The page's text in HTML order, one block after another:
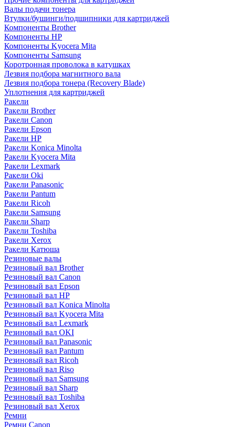
Валы подачи тонера
Втулки/бушинги/подшипники для картриджей
Компоненты Brother
Компоненты HP
Компоненты Kyocera Mita
Компоненты Samsung
Коротронная проволока в катушках
Лезвия подбора магнитного вала
Лезвия подбора тонера (Recovery Blade)
Уплотнения для картриджей
Ракели
Ракели Brother
Ракели Canon
Ракели Epson
Ракели HP
Ракели Konica Minolta
Ракели Kyocera Mita
Ракели Lexmark
Ракели Oki
Ракели Panasonic
Ракели Pantum
Ракели Ricoh
Ракели Samsung
Ракели Sharp
Ракели Toshiba
Ракели Xerox
Ракели Катюша
Резиновые валы
Резиновый вал Brother
Резиновый вал Canon
Резиновый вал Epson
Резиновый вал HP
Резиновый вал Konica Minolta
Резиновый вал Kyocera Mita
Резиновый вал Lexmark
Резиновый вал OKI
Резиновый вал Panasonic
Резиновый вал Pantum
Резиновый вал Ricoh
Резиновый вал Riso
Резиновый вал Samsung
Резиновый вал Sharp
Резиновый вал Toshiba
Резиновый вал Xerox
Ремни
Ремни Canon